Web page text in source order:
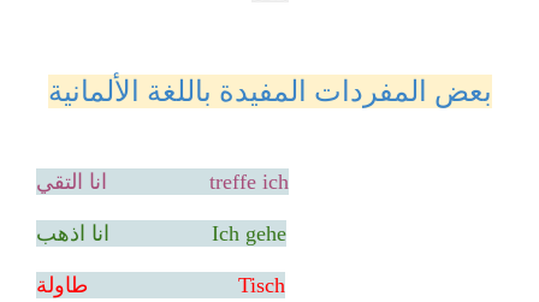
بعض المفردات المفيدة باللغة الألمانية
treffe ich انا التقي
Ich gehe انا اذهب
Tisch طاولة